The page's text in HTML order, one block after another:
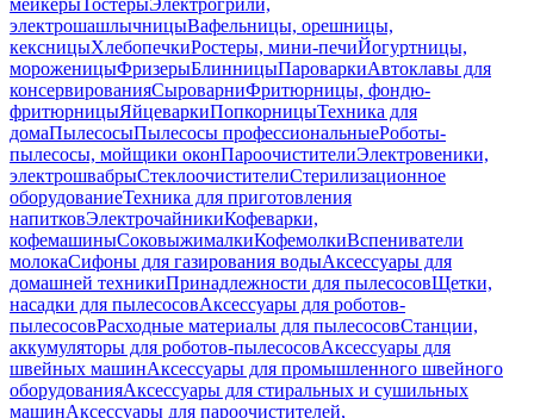
мейкерыТостерыЭлектрогрили,
электрошашлычницыВафельницы, орешницы,
кексницыХлебопечкиРостеры, мини-печиЙогуртницы,
мороженицыФризерыБлинницыПароваркиАвтоклавы для
консервированияСыроварниФритюрницы, фондю-
фритюрницыЯйцеваркиПопкорницыТехника для
домаПылесосыПылесосы профессиональныеРоботы-
пылесосы, мойщики оконПароочистителиЭлектровеники,
электрошвабрыСтеклоочистителиСтерилизационное
оборудованиеТехника для приготовления
напитковЭлектрочайникиКофеварки,
кофемашиныСоковыжималкиКофемолкиВспениватели
молокаСифоны для газирования водыАксессуары для
домашней техникиПринадлежности для пылесосовЩетки,
насадки для пылесосовАксессуары для роботов-
пылесосовРасходные материалы для пылесосовСтанции,
аккумуляторы для роботов-пылесосовАксессуары для
швейных машинАксессуары для промышленного швейного
оборудованияАксессуары для стиральных и сушильных
машинАксессуары для пароочистителей,